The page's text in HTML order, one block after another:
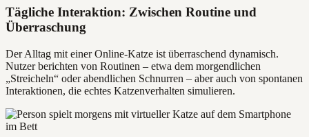
Tägliche Interaktion: Zwischen Routine und
Überraschung
Der Alltag mit einer Online-Katze ist überraschend dynamisch.
Nutzer berichten von Routinen – etwa dem morgendlichen
„Streicheln“ oder abendlichen Schnurren – aber auch von spontanen
Interaktionen, die echtes Katzenverhalten simulieren.